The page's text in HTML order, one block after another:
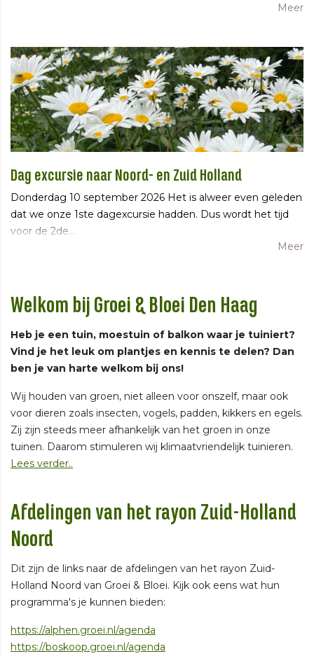
Meer
Dag excursie naar Noord- en Zuid Holland
Donderdag 10 september 2026 Het is alweer even geleden
dat we onze 1ste dagexcursie hadden. Dus wordt het tijd
voor de 2de…
Meer
Welkom bij Groei & Bloei Den Haag
Heb je een tuin, moestuin of balkon waar je tuiniert?
Vind je het leuk om plantjes en kennis te delen? Dan
ben je van harte welkom bij ons!
Wij houden van groen, niet alleen voor onszelf, maar ook
voor dieren zoals insecten, vogels, padden, kikkers en egels.
Zij zijn steeds meer afhankelijk van het groen in onze
tuinen. Daarom stimuleren wij klimaatvriendelijk tuinieren.
Lees verder..
Afdelingen van het rayon Zuid-Holland
Noord
Dit zijn de links naar de afdelingen van het rayon Zuid-
Holland Noord van Groei & Bloei. Kijk ook eens wat hun
programma's je kunnen bieden:
https://alphen.groei.nl/agenda
https://boskoop.groei.nl/agenda